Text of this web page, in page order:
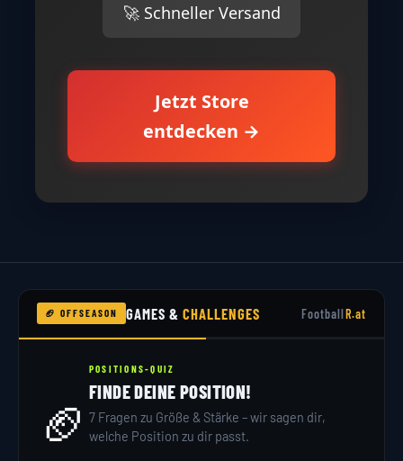
🚀 Schneller Versand
Jetzt Store
entdecken →
🏈 OFFSEASON GAMES &CHALLENGES FootballR.at
🏈
POSITIONS-QUIZ
FINDE DEINE POSITION!
7 Fragen zu Größe & Stärke – wir sagen dir,
welche Position zu dir passt.